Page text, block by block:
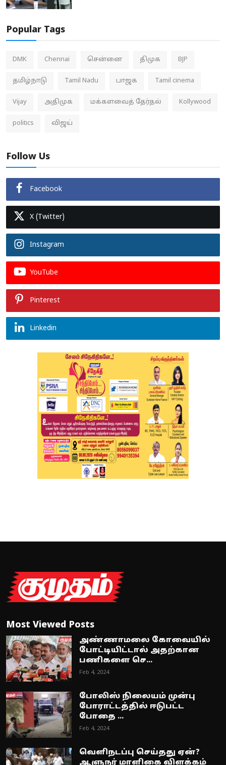
Popular Tags
DMK Chennai சென்னை திமுக BJP
தமிழ்நாடு Tamil Nadu பாஜக Tamil cinema
Vijay அதிமுக மக்களவைத் தேர்தல் Kollywood
politics விஜய்
Follow Us
Facebook
X (Twitter)
Instagram
YouTube
Pinterest
Linkedin
Most Viewed Posts
அண்ணாமலை கோவையில்
போட்டியிட்டால் அதற்கான
பணிகளை செ...
Feb 4, 2024
போலிஸ் நிலையம் முன்பு
போராட்டத்தில் ஈடுபட்ட
போதை ...
Feb 4, 2024
வெளிநடப்பு செய்தது ஏன்?
ஆளுநர் மாளிகை விளக்கம்